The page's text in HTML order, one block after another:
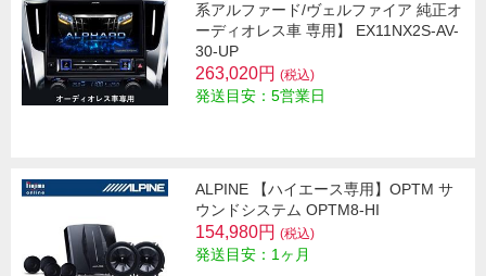
系アルファード/ヴェルファイア 純正オ
ーディオレス車 専用】 EX11NX2S-AV-
30-UP
263,020円 (税込)
発送目安：5営業日
ALPINE 【ハイエース専用】OPTM サ
ウンドシステム OPTM8-HI
154,980円 (税込)
発送目安：1ヶ月